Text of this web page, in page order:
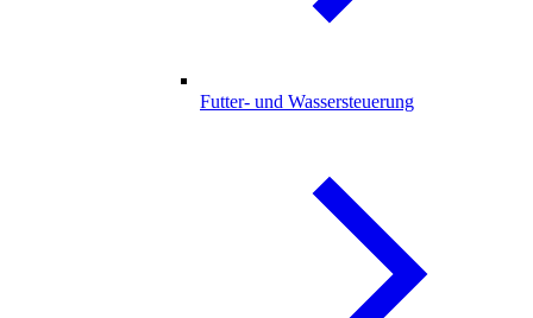
Futter- und Wassersteuerung